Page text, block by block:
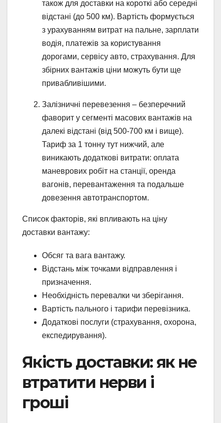
також для доставки на короткі або середні
відстані (до 500 км). Вартість формується
з урахуванням витрат на пальне, зарплати
водія, платежів за користування
дорогами, сервісу авто, страхування. Для
збірних вантажів ціни можуть бути ще
привабливішими.
Залізничні перевезення – безперечний
фаворит у сегменті масових вантажів на
далекі відстані (від 500-700 км і вище).
Тариф за 1 тонну тут нижчий, але
виникають додаткові витрати: оплата
маневрових робіт на станції, оренда
вагонів, перевантаження та подальше
довезення автотранспортом.
Список факторів, які впливають на ціну
доставки вантажу:
Обсяг та вага вантажу.
Відстань між точками відправлення і
призначення.
Необхідність перевалки чи зберігання.
Вартість пального і тарифи перевізника.
Додаткові послуги (страхування, охорона,
експедирування).
Якість доставки: як не
втратити нерви і
гроші